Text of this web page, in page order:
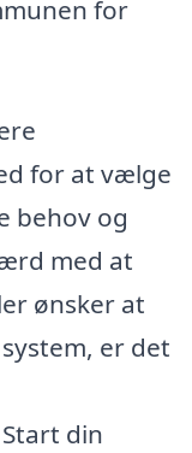
for
for at vælge
behov og
med at
ønsker at
er det
din